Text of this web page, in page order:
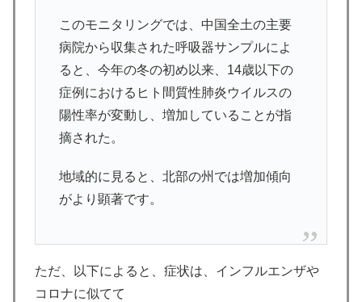
このモニタリングでは、中国全土の主要
病院から収集された呼吸器サンプルによ
ると、今年の冬の初め以来、14歳以下の
症例におけるヒト間質性肺炎ウイルスの
陽性率が変動し、増加していることが指
摘された。
地域的に見ると、北部の州では増加傾向
がより顕著です。
ただ、以下によると、症状は、インフルエンザや
コロナに似てて